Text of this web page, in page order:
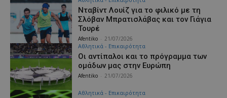
Νταβίντ Λουίζ για το φιλικό με τη
Σλόβαν Μπρατισλάβας και τον Γιάγια
Τουρέ
Afentiko 21/07/2026
Αθλητικά - Επικαιρότητα
Οι αντίπαλοι και το πρόγραμμα των
ομάδων μας στην Ευρώπη
Afentiko 21/07/2026
Αθλητικά - Επικαιρότητα